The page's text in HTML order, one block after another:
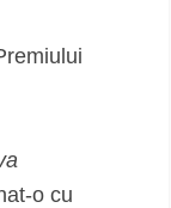
o cu